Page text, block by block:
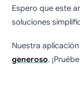
Espero que este
soluciones
Nuestra aplicación
generoso.